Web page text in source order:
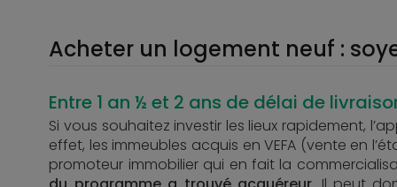
Acheter un logement neuf :
Entre 1 an ½ et 2 ans de délai de
Si vous souhaitez investir les lieux rapidement,
effet, les immeubles acquis en VEFA (vente en
promoteur immobilier qui en fait la